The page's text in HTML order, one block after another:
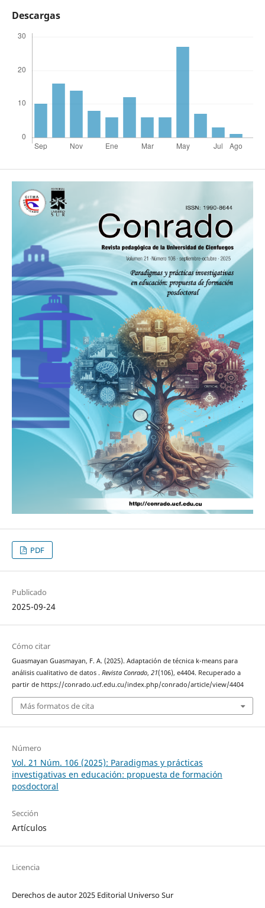
Descargas
PDF
Publicado
2025-09-24
Cómo citar
Guasmayan Guasmayan, F. A. (2025). Adaptación de técnica k-means para
análisis cualitativo de datos . Revista Conrado, 21(106), e4404. Recuperado a
partir de https://conrado.ucf.edu.cu/index.php/conrado/article/view/4404
Más formatos de cita
Número
Vol. 21 Núm. 106 (2025): Paradigmas y prácticas
investigativas en educación: propuesta de formación
posdoctoral
Sección
Artículos
Licencia
Derechos de autor 2025 Editorial Universo Sur